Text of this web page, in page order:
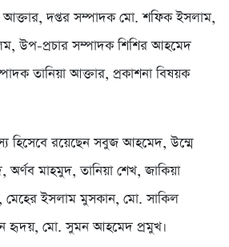
আক্তার, দপ্তর সম্পাদক মো. শফিক ইসলাম,
উপ-প্রচার সম্পাদক শিশির আহমেদ
তানিয়া আক্তার, প্রকাশনা বিষয়ক
হিসেবে রয়েছেন সবুজ আহমেদ, উম্মে
মাহমুদ, তানিয়া শেখ, জাকিয়া
ইসলাম মুসকান, মো. সাকিল
হৃদয়, মো. সুমন আহমেদ প্রমুখ।